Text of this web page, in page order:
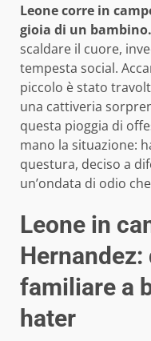
Leone corre in
gioia di un bambino.
scaldare il cuore,
tempesta social.
piccolo è stato
una cattiveria
questa pioggia di
mano la situazione:
questura, deciso a
un’ondata di odio
Leone in
Hernandez:
familiare a
hater